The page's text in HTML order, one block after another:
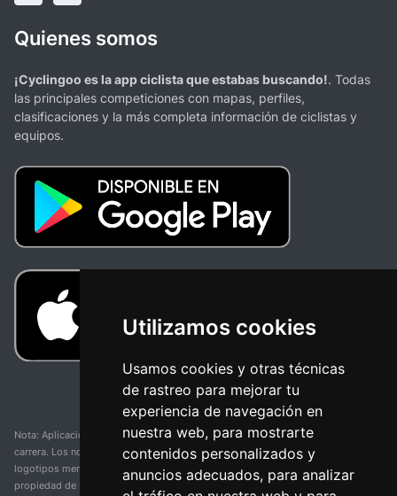
Utilizamos cookies
Usamos cookies y otras técnicas
de rastreo para mejorar tu
experiencia de navegación en
nuestra web, para mostrarte
contenidos personalizados y
anuncios adecuados, para analizar
Quienes somos
¡Cyclingoo es la app ciclista que estabas buscando!. Todas
las principales competiciones con mapas, perfiles,
clasificaciones y la más completa información de ciclistas y
equipos.
Nota: Aplicación y web no oficial y no relacionada con ninguna organización o
carrera. Los nombres de equipos, competiciones, marcas comerciales y
logotipos mencionados en esta página de resultados de ciclismo son
propiedad de sus respectivos dueños. No tenemos afiliación, patrocinio ni